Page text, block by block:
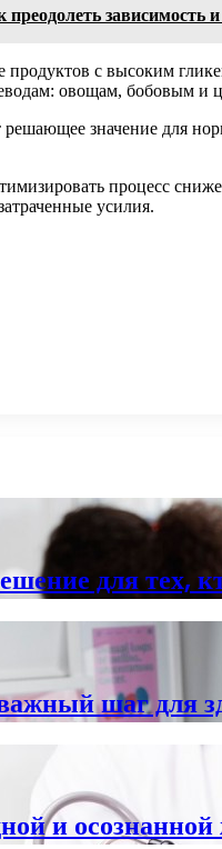
зависимость
продуктов с высоким
овощам, бобовым и
значение для
процесс
усилия.
для тех,
шаг для
и